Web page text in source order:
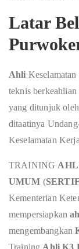
Latar
Ahli
teknis
yang ditunjuk
ditaatinya
Keselamatan
TRAINING
UMUM (
Kementerian
mempersiapkan
mengembangkan
Training Ahli K3